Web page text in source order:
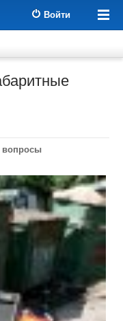
Войти
вопросы